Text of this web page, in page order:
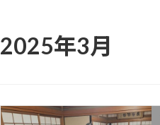
2025年3月